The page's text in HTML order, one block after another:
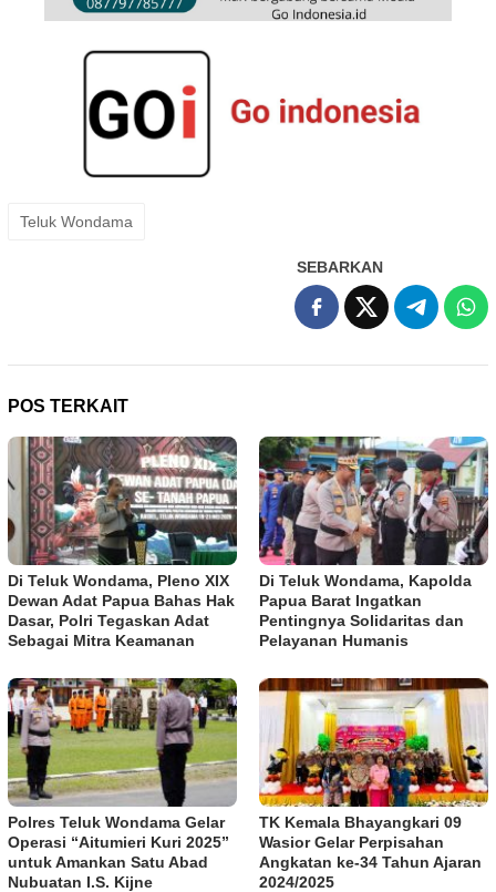
Teluk Wondama
SEBARKAN
POS TERKAIT
Di Teluk Wondama, Pleno XIX
Dewan Adat Papua Bahas Hak
Dasar, Polri Tegaskan Adat
Sebagai Mitra Keamanan
Di Teluk Wondama, Kapolda
Papua Barat Ingatkan
Pentingnya Solidaritas dan
Pelayanan Humanis
Polres Teluk Wondama Gelar
Operasi “Aitumieri Kuri 2025”
untuk Amankan Satu Abad
Nubuatan I.S. Kijne
TK Kemala Bhayangkari 09
Wasior Gelar Perpisahan
Angkatan ke-34 Tahun Ajaran
2024/2025